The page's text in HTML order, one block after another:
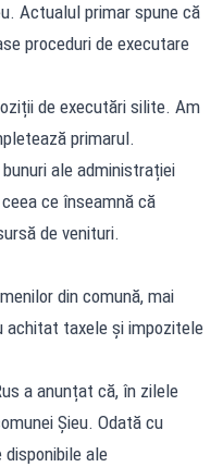
Actualul primar spune că
proceduri de executare
de executări silite. Am
primarul.
ale administrației
ce înseamnă că
de venituri.
din comună, mai
achitat taxele și impozitele
a anunțat că, în zilele
Șieu. Odată cu
ale